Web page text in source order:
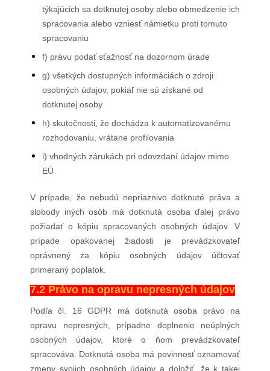
týkajúcich sa dotknutej osoby alebo obmedzenie ich
spracovania alebo vzniesť námietku proti tomuto
spracovaniu
f) právu podať sťažnosť na dozornom úrade
g) všetkých dostupných informáciách o zdroji
osobných údajov, pokiaľ nie sú získané od
dotknutej osoby
h) skutočnosti, že dochádza k automatizovanému
rozhodovaniu, vrátane profilovania
i) vhodných zárukách pri odovzdaní údajov mimo
EÚ
V prípade, že nebudú nepriaznivo dotknuté práva a
slobody iných osôb má dotknutá osoba ďalej právo
požiadať o kópiu spracovaných osobných údajov. V
prípade opakovanej žiadosti je prevádzkovateľ
oprávnený za kópiu osobných údajov účtovať
primeraný poplatok.
7.2 Právo na opravu nepresných údajov
Podľa čl. 16 GDPR má dotknutá osoba právo na
opravu nepresných, prípadne doplnenie neúplných
osobných údajov, ktoré o ňom prevádzkovateľ
spracováva. Dotknutá osoba má povinnosť oznamovať
zmeny svojich osobných údajov a doložiť, že k takej